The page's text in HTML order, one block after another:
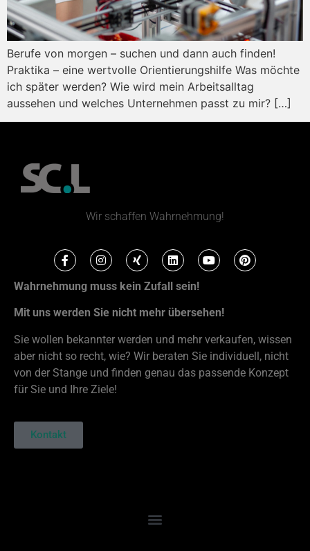
Berufe von morgen – suchen und dann auch finden!
Praktika – eine wertvolle Orientierungshilfe Was möchte
ich später werden? Wie wird mein Arbeitsalltag
aussehen und welches Unternehmen passt zu mir? […]
Wir schaffen Wahrnehmung!
Wahrnehmung muss kein Zufall sein!
Mit uns werden Sie nicht mehr übersehen!
Sie wollen bekannter werden und mehr verkaufen, wissen
aber nicht so recht, wie? Wir beraten Sie individuell, nicht
von der Stange und finden genau das passende Konzept
für Sie und Ihre Ziele!
Kontakt